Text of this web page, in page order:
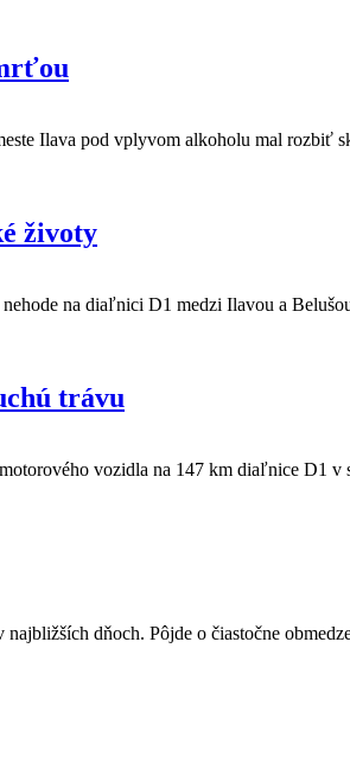
Ilava pod vplyvom alkoholu mal
životy
na diaľnici D1 medzi Ilavou a
trávu
vozidla na 147 km diaľnice D1
dňoch. Pôjde o čiastočne